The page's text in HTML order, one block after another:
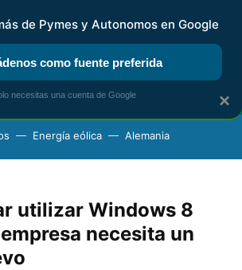
KIT DIGITAL RENTA
Energía eólica Alemania
utilizar Windows 8
necesita un
×
de Pymes y Autonomos en Google
como fuente preferida
necesitas una cuenta de Google